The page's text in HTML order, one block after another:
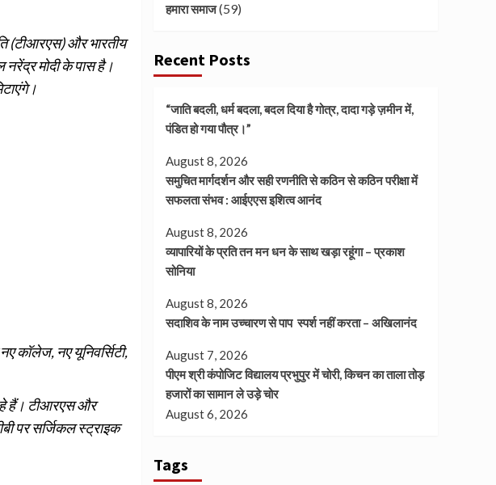
(टीआरएस) और भारतीय
नरेंद्र मोदी के पास है।
कॉलेज, नए यूनिवर्सिटी,
हैं। टीआरएस और
पर सर्जिकल स्ट्राइक
हमारा समाज(59)
Recent Posts
“जाति बदली, धर्म बदला, बदल दिया है गोत्र, दादा गड़े ज़मीन में,
पंडित हो गया पौत्र।”
August 8, 2026
समुचित मार्गदर्शन और सही रणनीति से कठिन से कठिन परीक्षा में
सफलता संभव : आईएएस इशित्व आनंद
August 8, 2026
व्यापारियों के प्रति तन मन धन के साथ खड़ा रहूंगा – प्रकाश
सोनिया
August 8, 2026
सदाशिव के नाम उच्चारण से पाप स्पर्श नहीं करता – अखिलानंद
August 7, 2026
पीएम श्री कंपोजिट विद्यालय प्रभुपुर में चोरी, किचन का ताला तोड़
हजारों का सामान ले उड़े चोर
August 6, 2026
Tags